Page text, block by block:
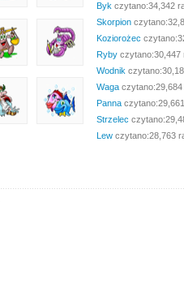
Byk czytano:34,342
Skorpion
Koziorożec
Ryby czytano:30,447
Wodnik
Waga
Panna
Strzelec
Lew czytano:28,763